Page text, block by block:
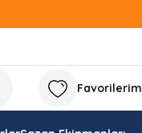
Favorilerim